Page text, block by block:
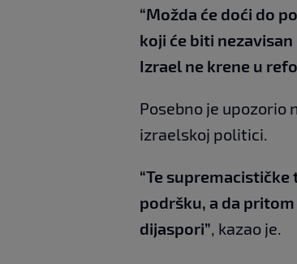
“Možda će doći do
koji će biti
Izrael ne krene u
Posebno je upozorio
izraelskoj politici.
“Te
podršku, a da
dijaspori” , kazao je.